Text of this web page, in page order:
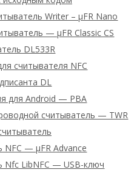
Writer – μFR Nano
— μFR Classic CS
DL533R
считывателя NFC
DL
для Android — PBA
считыватель — TWR
NFC — μFR Advance
Nfc LibNFC — USB-ключ